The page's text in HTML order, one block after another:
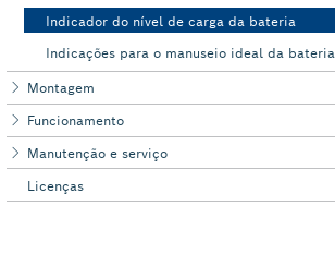
Indicador do nível de carga da bateria
Indicações para o manuseio ideal da bateria
Montagem
Funcionamento
Manutenção e serviço
Licenças